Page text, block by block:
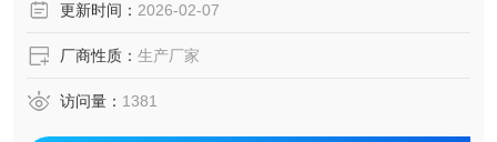
气动碳钢大口径通风蝶阀
更新时间： 2026-02-07
厂商性质： 生产厂家
访问量： 1381